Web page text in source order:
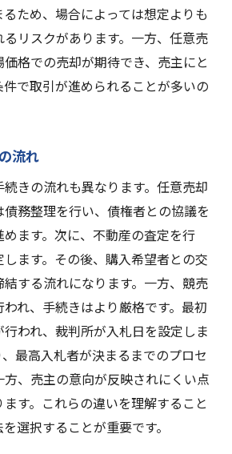
ため、場合によっては想定よりも
リスクがあります。一方、任意売
格での売却が期待でき、売主にと
で取引が進められることが多いの
流れ
きの流れも異なります。任意売却
務整理を行い、債権者との協議を
ます。次に、不動産の査定を行
ます。その後、購入希望者との交
する流れになります。一方、競売
れ、手続きはより厳格です。最初
われ、裁判所が入札日を設定しま
最高入札者が決まるまでのプロセ
、売主の意向が反映されにくい点
す。これらの違いを理解すること
選択することが重要です。